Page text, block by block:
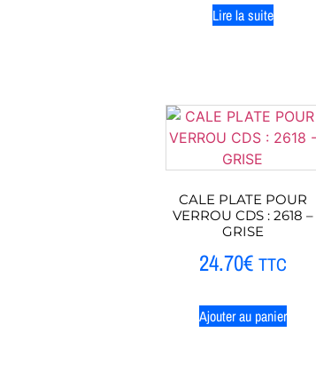
Lire la suite
CALE PLATE POUR
VERROU CDS : 2618 –
GRISE
24.70€ TTC
Ajouter au panier